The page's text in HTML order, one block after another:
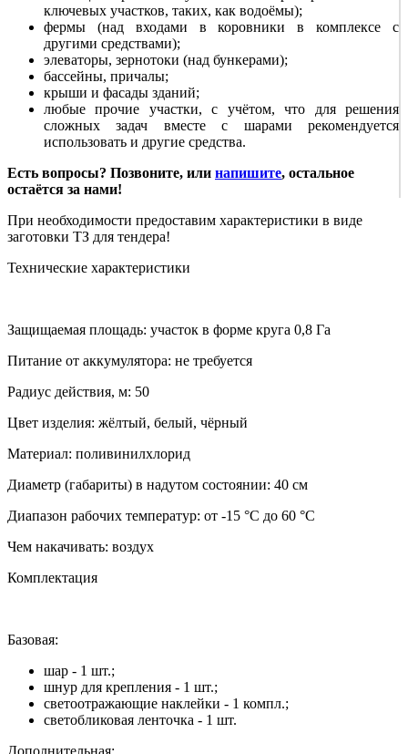
ключевых участков, таких, как водоёмы);
фермы (над входами в коровники в комплексе с
другими средствами);
элеваторы, зернотоки (над бункерами);
бассейны, причалы;
крыши и фасады зданий;
любые прочие участки, с учётом, что для решения
сложных задач вместе с шарами рекомендуется
использовать и другие средства.
Есть вопросы? Позвоните, или напишите, остальное
остаётся за нами!
При необходимости предоставим характеристики в виде
заготовки ТЗ для тендера!
Технические характеристики
Защищаемая площадь: участок в форме круга 0,8 Га
Питание от аккумулятора: не требуется
Радиус действия, м: 50
Цвет изделия: жёлтый, белый, чёрный
Материал: поливинилхлорид
Диаметр (габариты) в надутом состоянии: 40 см
Диапазон рабочих температур: от -15 °С до 60 °С
Чем накачивать: воздух
Комплектация
Базовая:
шар - 1 шт.;
шнур для крепления - 1 шт.;
светоотражающие наклейки - 1 компл.;
светобликовая ленточка - 1 шт.
Дополнительная: